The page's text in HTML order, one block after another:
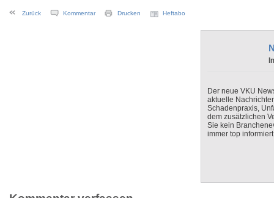
Zurück Kommentar Drucken Heftabo
Der neue VKU
aktuelle
Schadenpraxis,
dem zusätzlichen
Sie kein
immer top